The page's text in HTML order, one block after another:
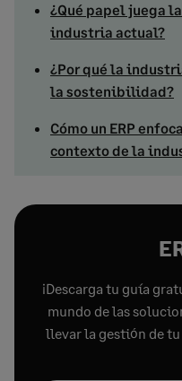
¿Qué papel juega
industria actual?
¿Por qué la
la sostenibilidad?
Cómo un ERP
contexto de la
¡Descarga tu guía
mundo de las
llevar la gestión de